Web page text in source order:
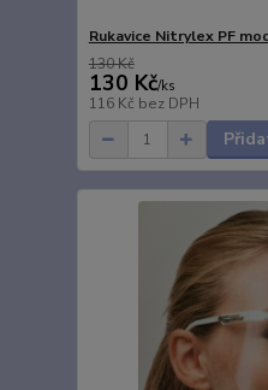
Rukavice Nitrylex PF
130 Kč
130 Kč/ks
116 Kč bez DPH